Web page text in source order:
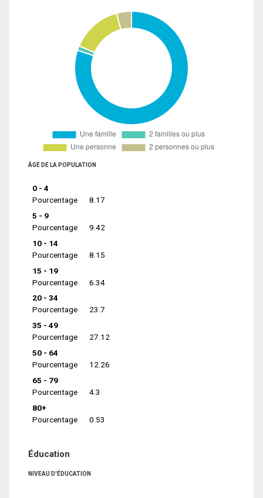
ÂGE DE LA POPULATION
0 - 4
Pourcentage
8.17
5 - 9
Pourcentage
9.42
10 - 14
Pourcentage
8.15
15 - 19
Pourcentage
6.34
20 - 34
Pourcentage
23.7
35 - 49
Pourcentage
27.12
50 - 64
Pourcentage
12.26
65 - 79
Pourcentage
4.3
80+
Pourcentage
0.53
Éducation
NIVEAU D'ÉDUCATION